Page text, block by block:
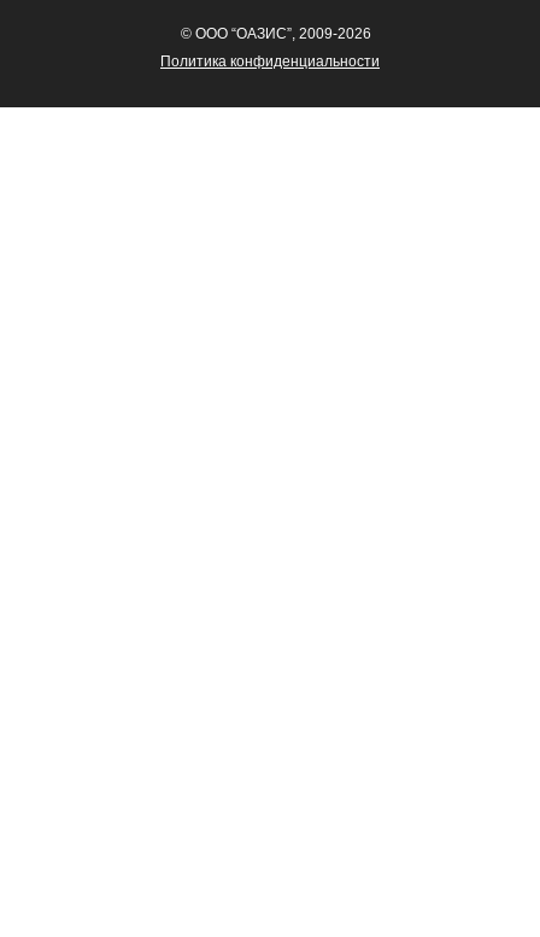
© ООО “ОАЗИС”, 2009-2026
Политика конфиденциальности